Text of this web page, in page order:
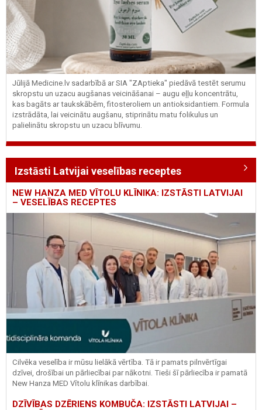
Jūlijā Medicine.lv sadarbībā ar SIA "ZAptieka" piedāvā testēt serumu
skropstu un uzacu augšanas veicināšanai – augu eļļu koncentrātu,
kas bagāts ar taukskābēm, fitosteroliem un antioksidantiem. Formula
izstrādāta, lai veicinātu augšanu, stiprinātu matu folikulus un
palielinātu skropstu un uzacu blīvumu.
Izstāsti Latvijai veselības receptes
NEW HANZA MED VĪTOLU KLĪNIKA: IZSTĀSTI LATVIJAI
– VESELĪBAS RECEPTES
Cilvēka veselība ir mūsu lielākā vērtība. Tā ir pamats pilnvērtīgai
dzīvei, drošībai un pārliecībai par nākotni. Tieši šī pārliecība ir pamatā
New Hanza MED Vītolu klīnikas darbībai.
DZĪVĪBAS DZĒRIENS KOMBUČA: IZSTĀSTI LATVIJAI –